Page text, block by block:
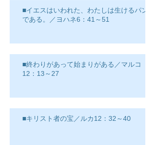
■イエスはいわれた、わたしは生けるパン
である。／ヨハネ6：41～51
■終わりがあって始まりがある／マルコ
12：13～27
■キリスト者の宝／ルカ12：32～40